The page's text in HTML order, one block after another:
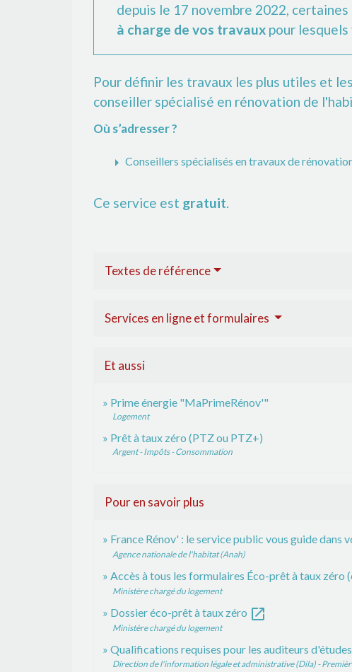
depuis le 17 novembre 2022,
à charge de vos travaux pour
Pour définir les travaux les plus utiles et
conseiller spécialisé en rénovation de
Où s’adresser ?
arrow_right Conseillers spécialisés en travaux de
Ce service est gratuit.
Textes de référence
Services en ligne et formulaires
Et aussi
Prime énergie "MaPrimeRénov'"
Logement
Prêt à taux zéro (PTZ ou PTZ+)
Argent - Impôts - Consommation
Pour en savoir plus
France Rénov' : le service public vous guide dans
Agence nationale de l'habitat (Anah)
Accès à tous les formulaires Éco-prêt à taux zéro
Ministère chargé du logement
Dossier éco-prêt à taux zéro open_in_new
Ministère chargé du logement
Qualifications requises pour les auditeurs
Direction de l'information légale et administrative (Dila) -